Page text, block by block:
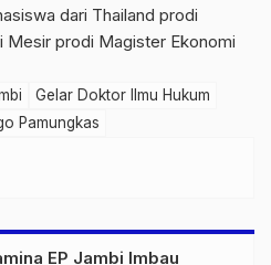
dari Thailand prodi
Mesir prodi Magister Ekonomi
Gelar Doktor Ilmu Hukum
Pamungkas
EP Jambi Imbau